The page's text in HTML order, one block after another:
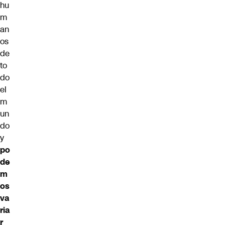
hu
m
an
os
de
to
do
el
m
un
do
y
po
de
m
os
va
ria
r